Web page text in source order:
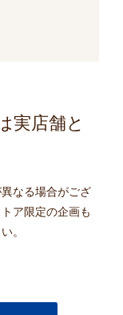
実店舗と
なる場合がござ
ア限定の企画も
。